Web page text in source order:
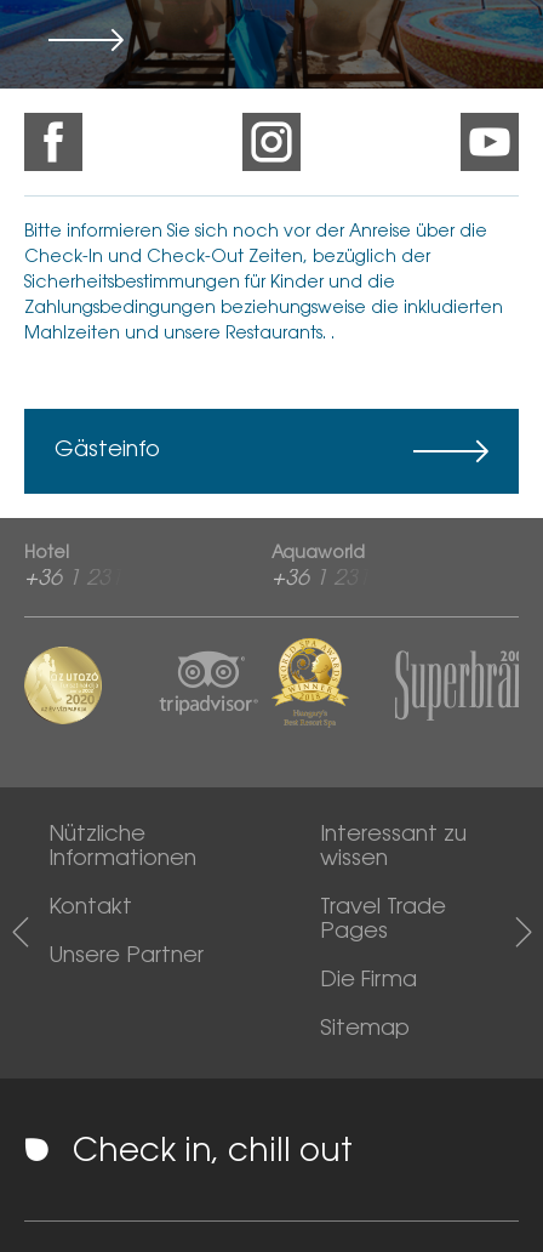
Details
Bitte informieren Sie sich noch vor der Anreise über die
Check-In und Check-Out Zeiten, bezüglich der
Sicherheitsbestimmungen für Kinder und die
Zahlungsbedingungen beziehungsweise die inkludierten
Mahlzeiten und unsere Restaurants. .
Gästeinfo
Hotel
+36 1 2313 600
Aquaworld
+36 1 2313 760
Nützliche
Informationen
Kontakt
Unsere Partner
Interessant zu
wissen
Travel Trade
Pages
Die Firma
Sitemap
Check in, chill out